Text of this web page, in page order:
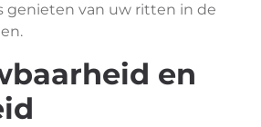
genieten van uw ritten in de
en